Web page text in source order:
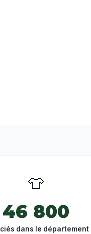
👕
46 800
dans le département